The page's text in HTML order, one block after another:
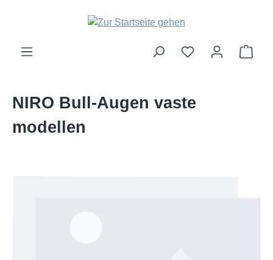
Zum Hauptinhalt springen
NIRO Bull-Augen vaste
modellen